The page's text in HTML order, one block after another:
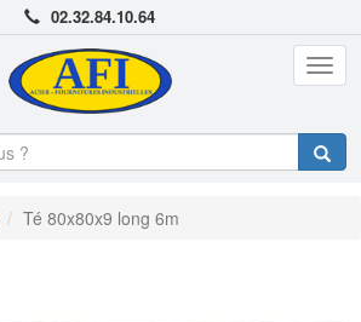
02.32.84.10.64
Té 80x80x9 long 6m